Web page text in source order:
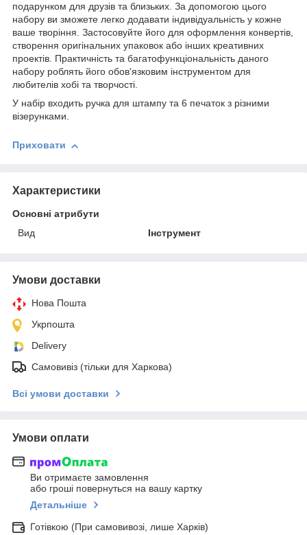
подарунком для друзів та близьких. За допомогою цього
набору ви зможете легко додавати індивідуальність у кожне
ваше творіння. Застосовуйте його для оформлення конвертів,
створення оригінальних упаковок або інших креативних
проектів. Практичність та багатофункціональність даного
набору роблять його обов'язковим інструментом для
любителів хобі та творчості.
У набір входить ручка для штампу та 6 печаток з різними
візерунками.
Приховати
Характеристики
Основні атрибути
Вид
Інструмент
Умови доставки
Нова Пошта
Укрпошта
Delivery
Самовивіз (тільки для Харкова)
Всі умови доставки
Умови оплати
Ви отримаєте замовлення
або гроші повернуться на вашу картку
Детальніше
Готівкою (При самовивозі, лише Харків)